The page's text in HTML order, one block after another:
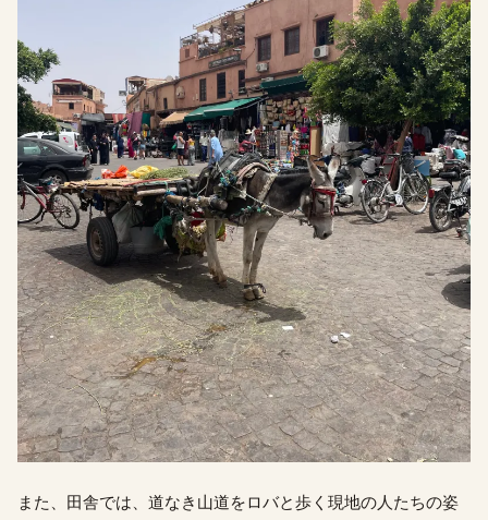
また、田舎では、道なき山道をロバと歩く現地の人たちの姿